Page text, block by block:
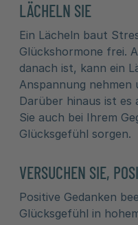
LÄCHELN SIE
Ein Lächeln baut
Glückshormone frei.
danach ist, kann ein
Anspannung nehmen
Darüber hinaus ist es
Sie auch bei Ihrem
Glücksgefühl sorgen.
VERSUCHEN SIE,
Positive Gedanken
Glücksgefühl in